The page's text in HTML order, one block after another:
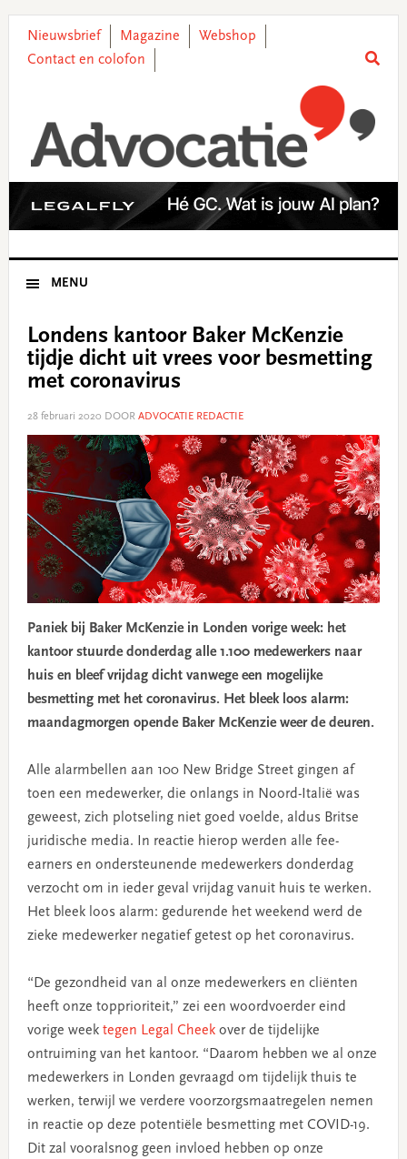
primary
main
primary
footer
Nieuwsbrief Magazine
Webshop
Contact en colofon
MENU
Londens kantoor Baker McKenzie
tijdje dicht uit vrees voor besmetting
met coronavirus
28 februari 2020 DOOR ADVOCATIE REDACTIE
Paniek bij Baker McKenzie in Londen vorige week: het
kantoor stuurde donderdag alle 1.100 medewerkers naar
huis en bleef vrijdag dicht vanwege een mogelijke
besmetting met het coronavirus. Het bleek loos alarm:
maandagmorgen opende Baker McKenzie weer de deuren.
Alle alarmbellen aan 100 New Bridge Street gingen af
toen een medewerker, die onlangs in Noord-Italië was
geweest, zich plotseling niet goed voelde, aldus Britse
juridische media. In reactie hierop werden alle fee-
earners en ondersteunende medewerkers donderdag
verzocht om in ieder geval vrijdag vanuit huis te werken.
Het bleek loos alarm: gedurende het weekend werd de
zieke medewerker negatief getest op het coronavirus.
“De gezondheid van al onze medewerkers en cliënten
heeft onze topprioriteit,” zei een woordvoerder eind
vorige week tegen Legal Cheekover de tijdelijke
ontruiming van het kantoor. “Daarom hebben we al onze
medewerkers in Londen gevraagd om tijdelijk thuis te
werken, terwijl we verdere voorzorgsmaatregelen nemen
in reactie op deze potentiële besmetting met COVID-19.
Dit zal vooralsnog geen invloed hebben op onze